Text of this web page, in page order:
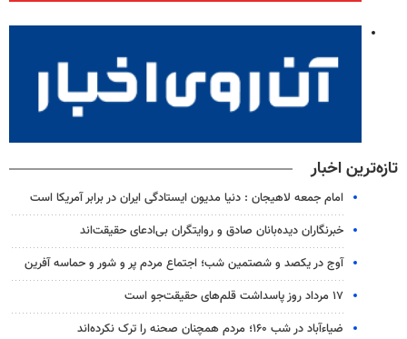
تازه‌ترین اخبار
امام جمعه لاهیجان : دنیا مدیون ایستادگی ایران در برابر آمریکا است
خبرنگاران دیده‌بانان صادق و روایتگران بی‌ادعای حقیقت‌اند
آوج در یکصد و شصتمین شب؛ اجتماع مردم پر و شور و حماسه آفرین
۱۷ مرداد روز پاسداشت قلم‌های حقیقت‌جو است
ضیاء‌آباد در شب ۱۶۰؛ مردم همچنان صحنه را ترک نکرده‌اند